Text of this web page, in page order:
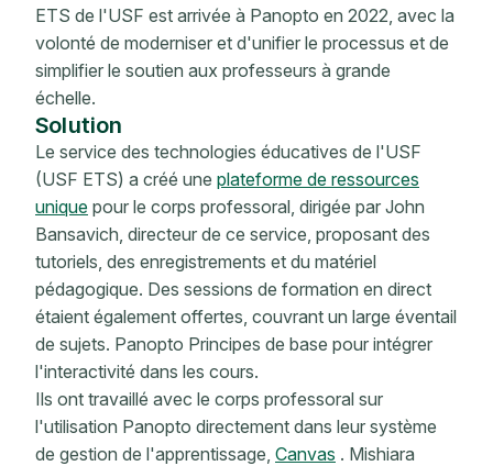
ETS de l'USF est arrivée à Panopto en 2022, avec la
volonté de moderniser et d'unifier le processus et de
simplifier le soutien aux professeurs à grande
échelle.
Solution
Le service des technologies éducatives de l'USF
(USF ETS) a créé une plateforme de ressources
unique pour le corps professoral, dirigée par John
Bansavich, directeur de ce service, proposant des
tutoriels, des enregistrements et du matériel
pédagogique. Des sessions de formation en direct
étaient également offertes, couvrant un large éventail
de sujets. Panopto Principes de base pour intégrer
l'interactivité dans les cours.
Ils ont travaillé avec le corps professoral sur
l'utilisation Panopto directement dans leur système
de gestion de l'apprentissage, Canvas . Mishiara